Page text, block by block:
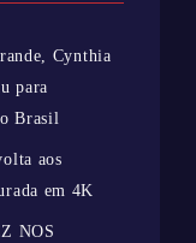
Cynthia
para
Brasil
aos
em 4K
NOS